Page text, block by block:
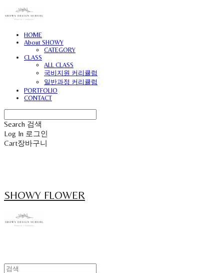
HOME
About SHOWY
CATEGORY
CLASS
ALL CLASS
국비지원 커리큘럼
일반과정 커리큘럼
PORTFOLIO
CONTACT
Search 검색
Log In 로그인
Cart장바구니
SHOWY FLOWER